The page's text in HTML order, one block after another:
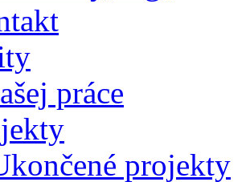
práce
projekty